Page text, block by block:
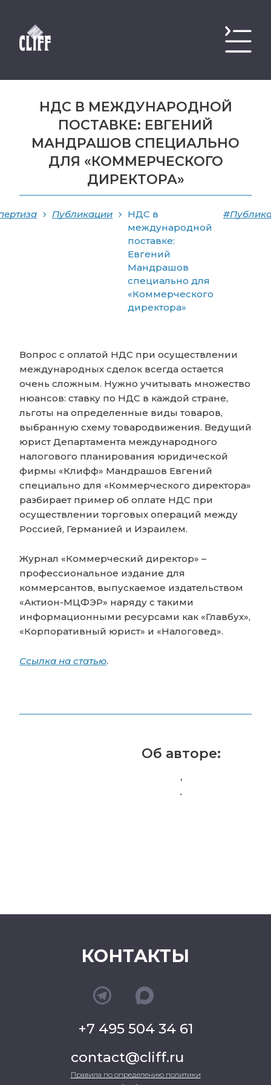
НДС В МЕЖДУНАРОДНОЙ
ПОСТАВКЕ: ЕВГЕНИЙ
МАНДРАШОВ СПЕЦИАЛЬНО
ДЛЯ «КОММЕРЧЕСКОГО
ДИРЕКТОРА»
Публикации
НДС в
международной
поставке:
Евгений
Мандрашов
специально для
«Коммерческого
директора»
Вопрос с оплатой НДС при осуществлении
международных сделок всегда остается
очень сложным. Нужно учитывать множество
нюансов: ставку по НДС в каждой стране,
льготы на определенные виды товаров,
выбранную схему товародвижения. Ведущий
юрист Департамента международного
налогового планирования юридической
фирмы «Клифф» Мандрашов Евгений
специально для «Коммерческого директора»
разбирает пример об оплате НДС при
осуществлении торговых операций между
Россией, Германией и Израилем.
Журнал «Коммерческий директор» –
профессиональное издание для
коммерсантов, выпускаемое издательством
«Актион-МЦФЭР» наряду с такими
информационными ресурсами как «Главбух»,
«Корпоративный юрист» и «Налоговед».
Ссылка на статью.
Об авторе:
,
.
КОНТАКТЫ
+7 495 504 34 61
contact@cliff.ru
Правила по определению политики